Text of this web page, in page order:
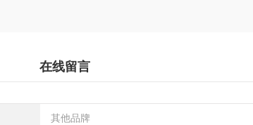
在线留言
其他品牌